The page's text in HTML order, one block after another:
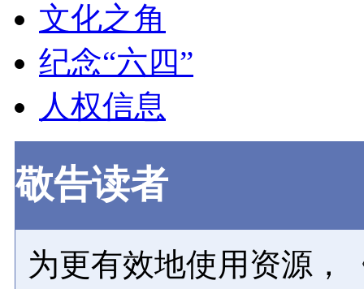
文化之角
纪念“六四”
人权信息
敬告读者
为更有效地使用资源，